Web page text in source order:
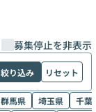
募集停止を非表示
絞り込み リセット
群馬県 埼玉県 千葉県